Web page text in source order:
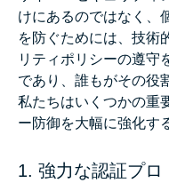
けにあるのではなく、
を防ぐためには、技術
リティポリシーの遵守
であり、誰もがその役
私たちはいくつかの重
ー防御を大幅に強化す
1. 強力な認証プロ